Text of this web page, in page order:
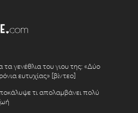
τα γενέθλια του γιου της: «Δύο
ευτυχίας» [βίντεο]
τι απολαμβάνει πολύ